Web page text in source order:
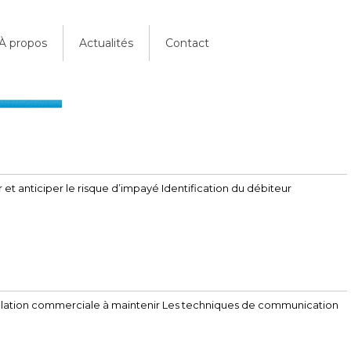
propos Actualités Contact
anticiper le risque d’impayé Identification du débiteur
commerciale à maintenir Les techniques de communication